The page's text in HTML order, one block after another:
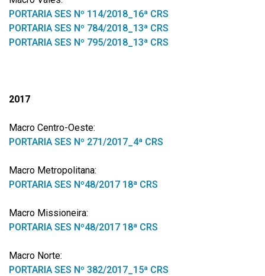
PORTARIA SES Nº 114/2018_16ª CRS
PORTARIA SES Nº 784/2018_13ª CRS
PORTARIA SES Nº 795/2018_13ª CRS
2017
Macro Centro-Oeste:
PORTARIA SES Nº 271/2017_4ª CRS
Macro Metropolitana:
PORTARIA SES Nº48/2017 18ª CRS
Macro Missioneira:
PORTARIA SES Nº48/2017 18ª CRS
Macro Norte:
PORTARIA SES Nº 382/2017_15ª CRS